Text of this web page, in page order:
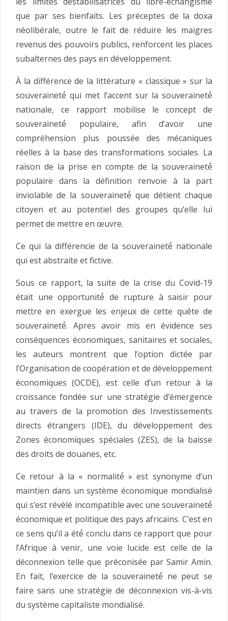
que par ses bienfaits. Les préceptes de la doxa
néolibérale, outre le fait de réduire les maigres
revenus des pouvoirs publics, renforcent les places
subalternes des pays en développement.
À la différence de la littérature « classique » sur la
souveraineté́ qui met l’accent sur la souveraineté́
nationale, ce rapport mobilise le concept de
souveraineté́ populaire, afin d’avoir une
compréhension plus poussée des mécaniques
réelles à la base des transformations sociales. La
raison de la prise en compte de la souveraineté́
populaire dans la définition renvoie à la part
inviolable de la souveraineté́ que détient chaque
citoyen et au potentiel des groupes qu’elle lui
permet de mettre en œuvre.
Ce qui la différencie de la souveraineté́ nationale
qui est abstraite et fictive.
Sous ce rapport, la suite de la crise du Covid-19
était une opportunité́ de rupture à saisir pour
mettre en exergue les enjeux de cette quête de
souveraineté́. Apres avoir mis en évidence ses
conséquences économiques, sanitaires et sociales,
les auteurs montrent que l’option dictée par
l’Organisation de coopération et de développement
économiques (OCDE), est celle d’un retour à la
croissance fondée sur une stratégie d’émergence
au travers de la promotion des Investissements
directs étrangers (IDE), du développement des
Zones économiques spéciales (ZES), de la baisse
des droits de douanes, etc.
Ce retour à la « normalité́ » est synonyme d’un
maintien dans un système économique mondialisé
qui s’est révèlé incompatible avec une souveraineté́
économique et politique des pays africains. C’est en
ce sens qu’il a été́ conclu dans ce rapport que pour
l’Afrique à venir, une voie lucide est celle de la
déconnexion telle que préconisée par Samir Amin.
En fait, l’exercice de la souveraineté́ ne peut se
faire sans une stratégie de déconnexion vis-à-vis
du système capitaliste mondialisé.